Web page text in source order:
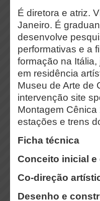
É diretora e atriz.
Janeiro. É
desenvolve
performativas e a
formação na
em residência
Museu de Arte de
intervenção site
Montagem
estações e trens
Ficha técnica
Conceito inicial e
Co-direção artí
Desenho e